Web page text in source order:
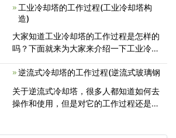
工业冷却塔的工作过程(工业冷却塔构
造)
大家知道工业冷却塔的工作过程是怎样的
吗？下面就来为大家来介绍一下工业冷却
逆流式冷却塔的工作过程(逆流式玻璃钢
关于逆流式冷却塔，很多人都知道如何去
操作和使用，但是对它的工作过程还是不